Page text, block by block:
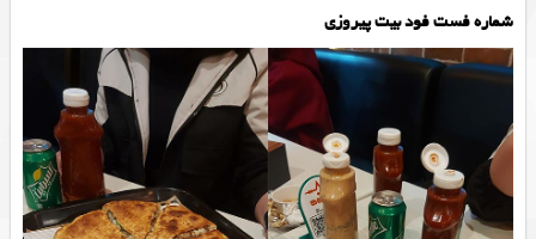
شماره فست فود بیت پیروزی